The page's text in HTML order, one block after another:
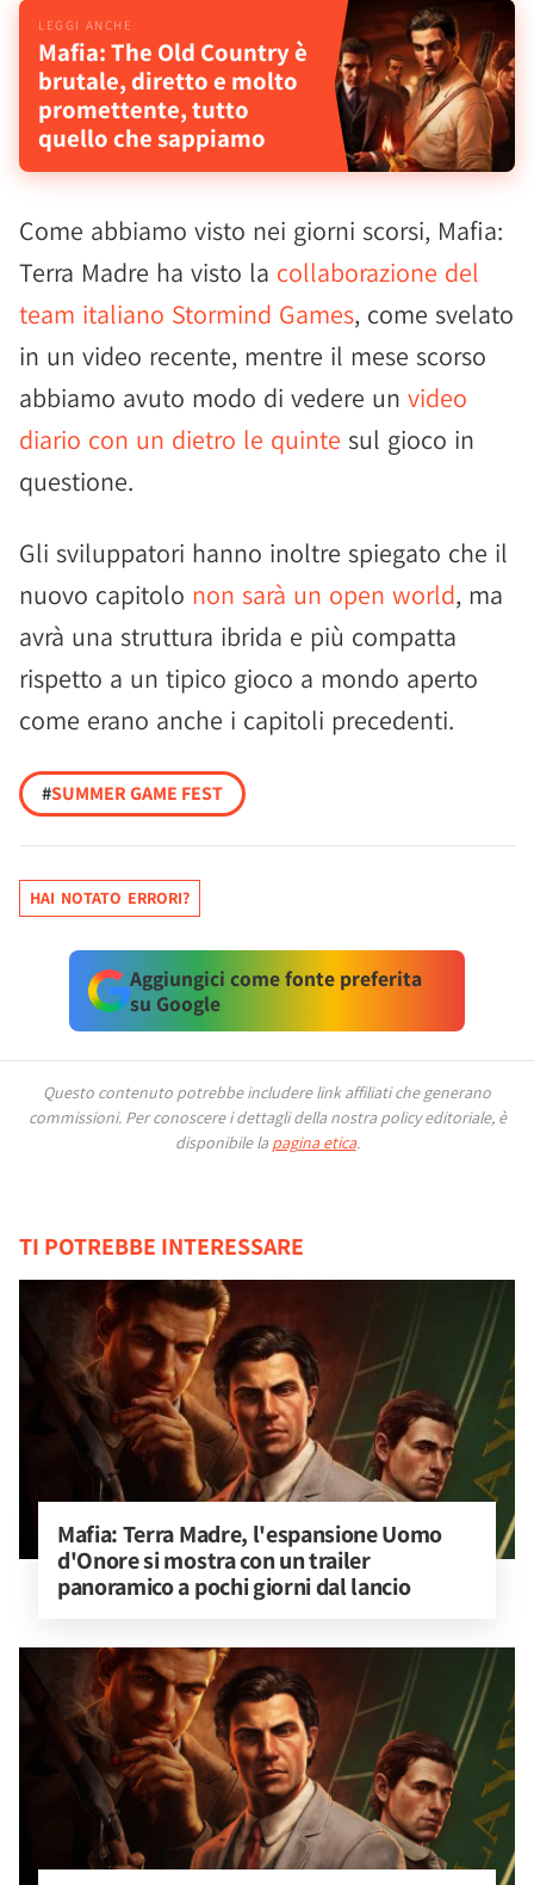
Mafia: The Old Country è
brutale, diretto e molto
promettente, tutto
quello che sappiamo
Come abbiamo visto nei giorni scorsi, Mafia:
Terra Madre ha visto la collaborazione del
team italiano Stormind Games, come svelato
in un video recente, mentre il mese scorso
abbiamo avuto modo di vedere un video
diario con un dietro le quinte sul gioco in
questione.
Gli sviluppatori hanno inoltre spiegato che il
nuovo capitolo non sarà un open world, ma
avrà una struttura ibrida e più compatta
rispetto a un tipico gioco a mondo aperto
come erano anche i capitoli precedenti.
#SUMMER GAME FEST
HAI NOTATO ERRORI?
Aggiungici come fonte preferita
su Google
Questo contenuto potrebbe includere link affiliati che generano
commissioni. Per conoscere i dettagli della nostra policy editoriale, è
disponibile la pagina etica.
TI POTREBBE INTERESSARE
Mafia: Terra Madre, l'espansione Uomo
d'Onore si mostra con un trailer
panoramico a pochi giorni dal lancio